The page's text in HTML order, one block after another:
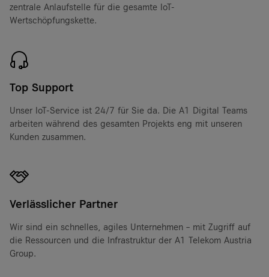
zentrale Anlaufstelle für die gesamte IoT-
Wertschöpfungskette.
Top Support
Unser IoT-Service ist 24/7 für Sie da. Die A1 Digital Teams
arbeiten während des gesamten Projekts eng mit unseren
Kunden zusammen.
Verlässlicher Partner
Wir sind ein schnelles, agiles Unternehmen – mit Zugriff auf
die Ressourcen und die Infrastruktur der A1 Telekom Austria
Group.